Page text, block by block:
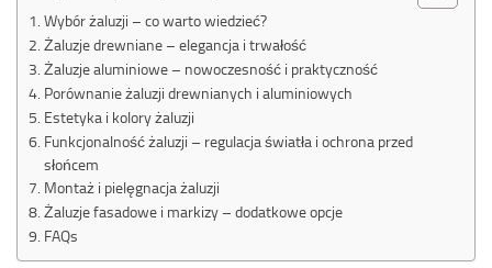
Wybór żaluzji – co warto wiedzieć?
Żaluzje drewniane – elegancja i trwałość
Żaluzje aluminiowe – nowoczesność i praktyczność
Porównanie żaluzji drewnianych i aluminiowych
Estetyka i kolory żaluzji
Funkcjonalność żaluzji – regulacja światła i ochrona przed
słońcem
Montaż i pielęgnacja żaluzji
Żaluzje fasadowe i markizy – dodatkowe opcje
FAQs